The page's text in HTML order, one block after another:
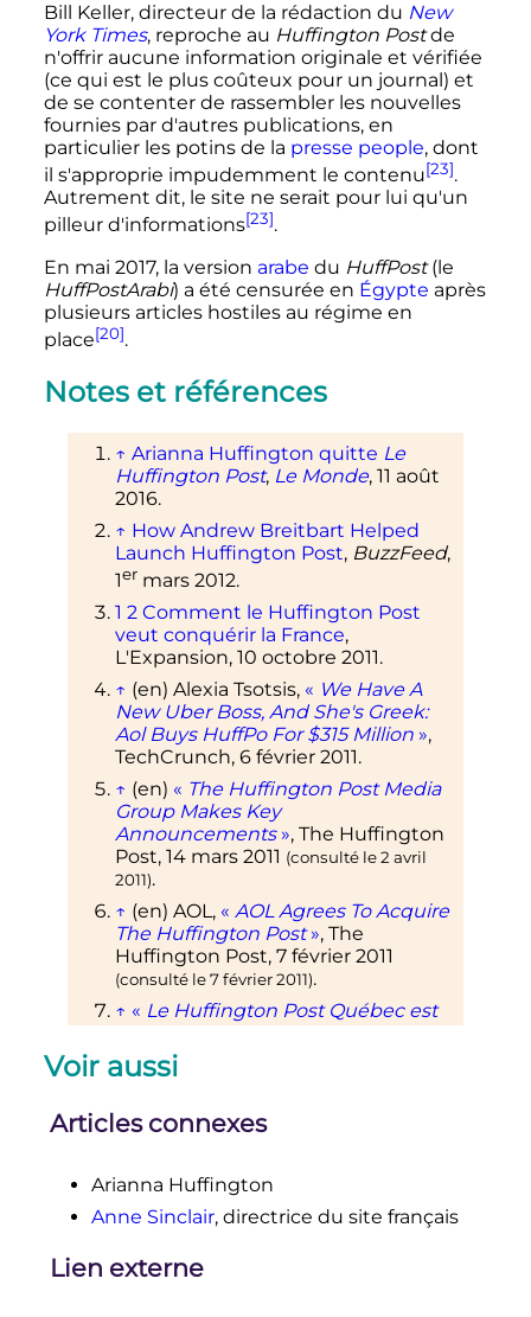
Bill Keller, directeur de la rédaction du New
York Times, reproche au Huffington Postde
n'offrir aucune information originale et vérifiée
(ce qui est le plus coûteux pour un journal) et
de se contenter de rassembler les nouvelles
fournies par d'autres publications, en
particulier les potins de la presse people, dont
il s'approprie impudemment le contenu[23].
Autrement dit, le site ne serait pour lui qu'un
pilleur d'informations[23].
En mai 2017, la version arabe du HuffPost(le
HuffPostArabi) a été censurée en Égypte après
plusieurs articles hostiles au régime en
place[20].
Notes et références
↑ Arianna Huffington quitte Le
Huffington Post, Le Monde, 11 août
2016.
↑ How Andrew Breitbart Helped
Launch Huffington Post, BuzzFeed,
1er mars 2012.
1 2 Comment le Huffington Post
veut conquérir la France,
L'Expansion, 10 octobre 2011.
↑ (en) Alexia Tsotsis, « We Have A
New Uber Boss, And She's Greek:
Aol Buys HuffPo For $315 Million »,
TechCrunch, 6 février 2011.
↑ (en) « The Huffington Post Media
Group Makes Key
Announcements », The Huffington
Post, 14 mars 2011 (consulté le2 avril
2011).
↑ (en) AOL, « AOL Agrees To Acquire
The Huffington Post », The
Huffington Post, 7 février 2011
(consulté le7 février 2011).
↑ « Le Huffington Post Québec est
février 2012
L'Espresso »,Les Échos
↑HuffPost Maghreb
↑Arianna Huffington,« Liebe Grüße
s'installe en Allemagne
Voir aussi
Articles connexes
Arianna Huffington
Anne Sinclair, directrice du site français
Lien externe